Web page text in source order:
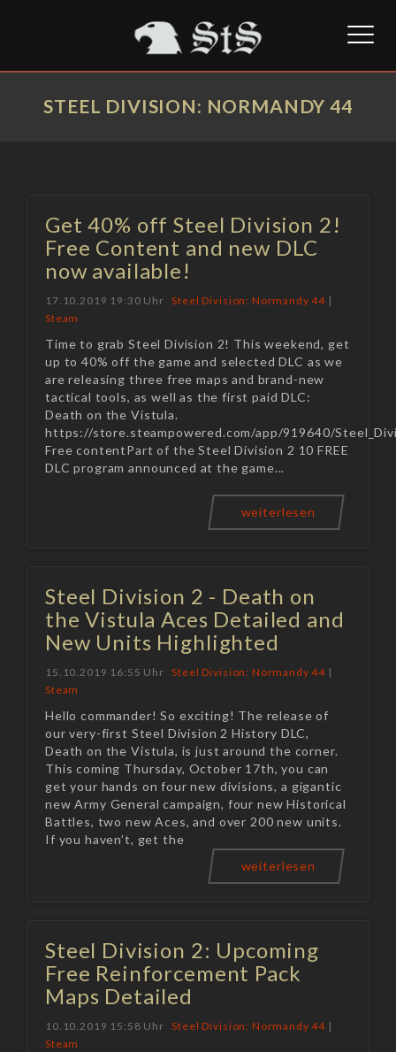
STEEL DIVISION: NORMANDY 44
Get 40% off Steel Division 2!
Free Content and new DLC
now available!
17.10.2019 19:30 Uhr Steel Division: Normandy 44 |
Steam
Time to grab Steel Division 2! This weekend, get
up to 40% off the game and selected DLC as we
are releasing three free maps and brand-new
tactical tools, as well as the first paid DLC:
Death on the Vistula.
https://store.steampowered.com/app/919640/
Free contentPart of the Steel Division 2 10 FREE
DLC program announced at the game...
weiterlesen
Steel Division 2 - Death on
the Vistula Aces Detailed and
New Units Highlighted
15.10.2019 16:55 Uhr Steel Division: Normandy 44 |
Steam
Hello commander! So exciting! The release of
our very-first Steel Division 2 History DLC,
Death on the Vistula, is just around the corner.
This coming Thursday, October 17th, you can
get your hands on four new divisions, a gigantic
new Army General campaign, four new Historical
Battles, two new Aces, and over 200 new units.
If you haven’t, get the
weiterlesen
Steel Division 2: Upcoming
Free Reinforcement Pack
Maps Detailed
10.10.2019 15:58 Uhr Steel Division: Normandy 44 |
Steam